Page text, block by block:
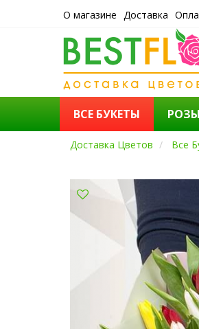
О магазине Доставка
ВСЕ БУКЕТЫ РОЗЫ
Доставка Цветов Все